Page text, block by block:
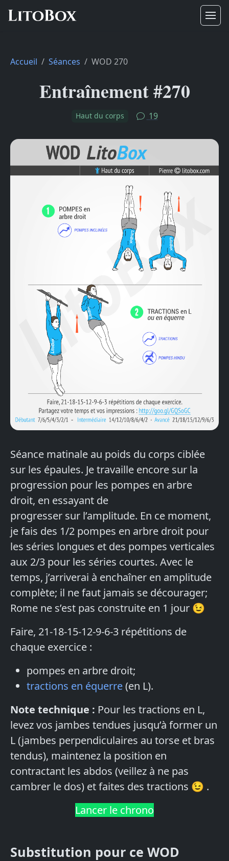
Accueil Séances WOD 270
Entraînement #270
Haut du corps 19
Séance matinale au poids du corps ciblée
sur les épaules. Je travaille encore sur la
progression pour les pompes en arbre
droit, en essayant de
progresser sur l’amplitude. En ce moment,
je fais des 1/2 pompes en arbre droit pour
les séries longues et des pompes verticales
aux 2/3 pour les séries courtes. Avec le
temps, j’arriverai à enchaîner en amplitude
complète; il ne faut jamais se décourager;
Rome ne s’est pas construite en 1 jour 😉
Faire, 21-18-15-12-9-6-3 répétitions de
chaque exercice :
pompes en arbre droit;
tractions en équerre(en L).
Note technique : Pour les tractions en L,
levez vos jambes tendues jusqu’à former un
L (jambes perpendiculaires au torse et bras
tendus), maintenez la position en
contractant les abdos (veillez à ne pas
cambrer le dos) et faites des tractions 😉 .
Lancer le chrono
Substitution pour ce WOD